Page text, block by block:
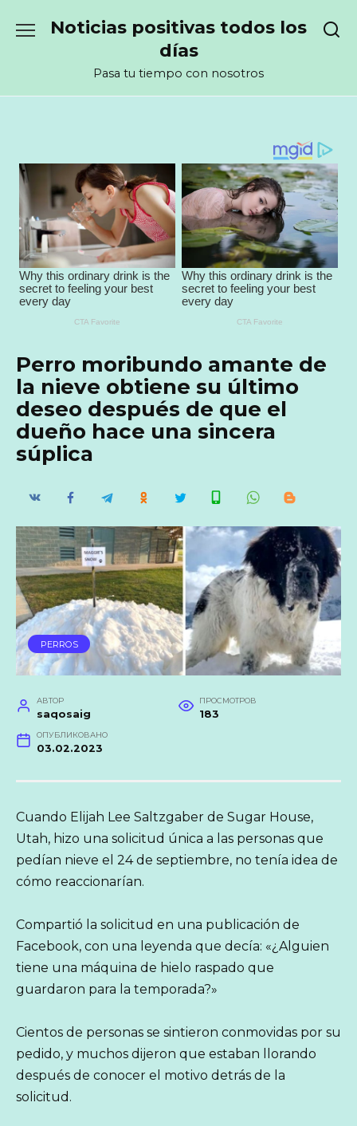
Noticias positivas todos los
días
Pasa tu tiempo con nosotros
Perro moribundo amante de
la nieve obtiene su último
deseo después de que el
dueño hace una sincera
súplica
PERROS
АВТОР
saqosaig
ПРОСМОТРОВ
183
ОПУБЛИКОВАНО
03.02.2023
Cuando Elijah Lee Saltzgaber de Sugar House,
Utah, hizo una solicitud única a las personas que
pedían nieve el 24 de septiembre, no tenía idea de
cómo reaccionarían.
Compartió la solicitud en una publicación de
Facebook, con una leyenda que decía: «¿Alguien
tiene una máquina de hielo raspado que
guardaron para la temporada?»
Cientos de personas se sintieron conmovidas por su
pedido, y muchos dijeron que estaban llorando
después de conocer el motivo detrás de la
solicitud.